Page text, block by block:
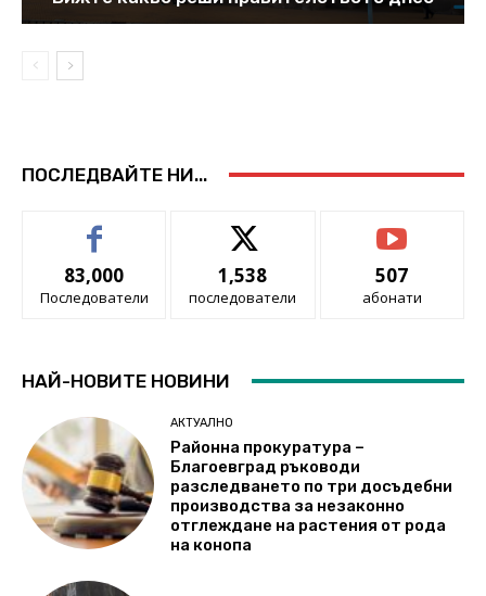
ПОСЛЕДВАЙТЕ НИ...
83,000
Последователи
1,538
последователи
507
абонати
НАЙ-НОВИТЕ НОВИНИ
АКТУАЛНО
Районна прокуратура –
Благоевград ръководи
разследването по три досъдебни
производства за незаконно
отглеждане на растения от рода
на конопа